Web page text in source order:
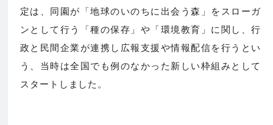
定は、同園が「地球のいのちに出会う森」をスローガ
ンとして行う「種の保存」や「環境教育」に関し、行
政と民間企業が連携し広報支援や情報配信を行うとい
う、当時は全国でも例のなかった新しい枠組みとして
スタートしました。